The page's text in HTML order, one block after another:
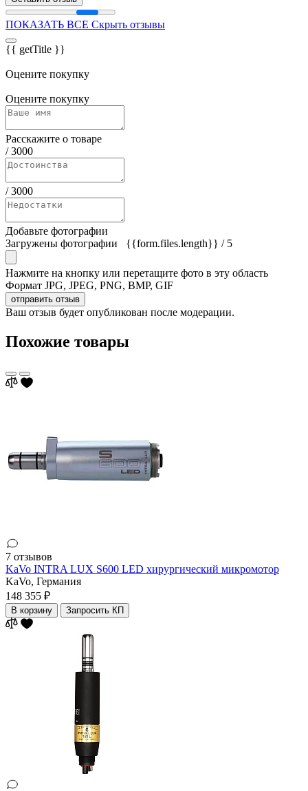
ПОКАЗАТЬ ВСЕ Скрыть отзывы
{{ getTitle }}
Оцените покупку
Оцените покупку
Расскажите о товаре
/3000
/3000
Добавьте фотографии
Загружены фотографии
{{form.files.length}} / 5
Нажмите на кнопку или перетащите фото в эту область
Формат JPG, JPEG, PNG, BMP, GIF
отправить отзыв
Ваш отзыв будет опубликован после модерации.
Похожие товары
7 отзывов
KaVo INTRA LUX S600 LED хирургический микромотор
KaVo, Германия
148 355 ₽
В корзину Запросить КП